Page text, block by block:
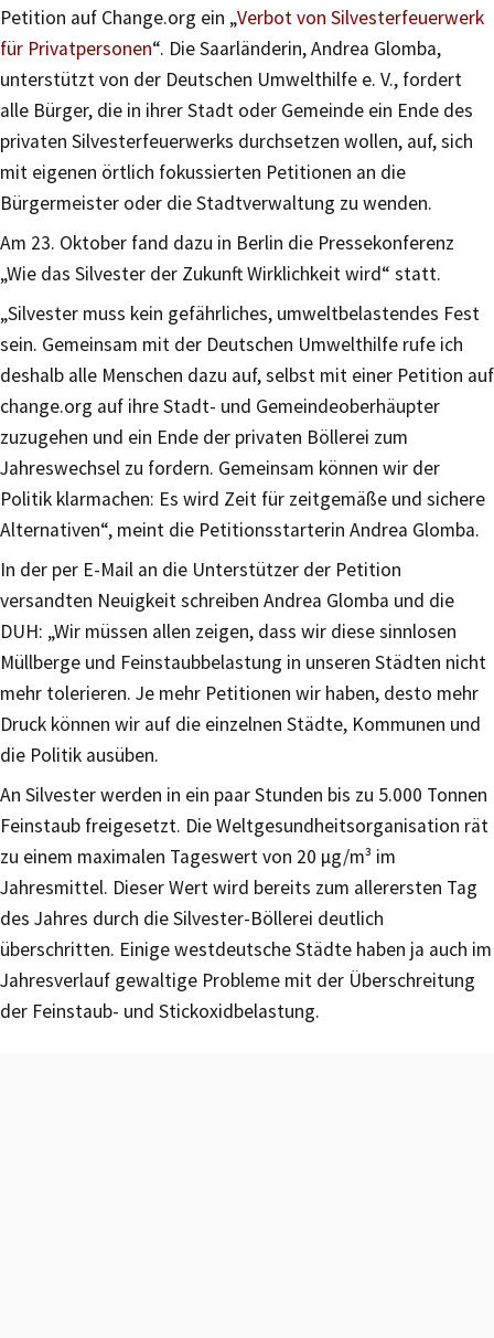
Petition auf Change.org ein „Verbot von Silvesterfeuerwerk
für Privatpersonen“. Die Saarländerin, Andrea Glomba,
unterstützt von der Deutschen Umwelthilfe e. V., fordert
alle Bürger, die in ihrer Stadt oder Gemeinde ein Ende des
privaten Silvesterfeuerwerks durchsetzen wollen, auf, sich
mit eigenen örtlich fokussierten Petitionen an die
Bürgermeister oder die Stadtverwaltung zu wenden.
Am 23. Oktober fand dazu in Berlin die Pressekonferenz
„Wie das Silvester der Zukunft Wirklichkeit wird“ statt.
„Silvester muss kein gefährliches, umweltbelastendes Fest
sein. Gemeinsam mit der Deutschen Umwelthilfe rufe ich
deshalb alle Menschen dazu auf, selbst mit einer Petition auf
change.org auf ihre Stadt- und Gemeindeoberhäupter
zuzugehen und ein Ende der privaten Böllerei zum
Jahreswechsel zu fordern. Gemeinsam können wir der
Politik klarmachen: Es wird Zeit für zeitgemäße und sichere
Alternativen“, meint die Petitionsstarterin Andrea Glomba.
In der per E-Mail an die Unterstützer der Petition
versandten Neuigkeit schreiben Andrea Glomba und die
DUH: „Wir müssen allen zeigen, dass wir diese sinnlosen
Müllberge und Feinstaubbelastung in unseren Städten nicht
mehr tolerieren. Je mehr Petitionen wir haben, desto mehr
Druck können wir auf die einzelnen Städte, Kommunen und
die Politik ausüben.
An Silvester werden in ein paar Stunden bis zu 5.000 Tonnen
Feinstaub freigesetzt. Die Weltgesundheitsorganisation rät
zu einem maximalen Tageswert von 20 µg/m³ im
Jahresmittel. Dieser Wert wird bereits zum allerersten Tag
des Jahres durch die Silvester-Böllerei deutlich
überschritten. Einige westdeutsche Städte haben ja auch im
Jahresverlauf gewaltige Probleme mit der Überschreitung
der Feinstaub- und Stickoxidbelastung.